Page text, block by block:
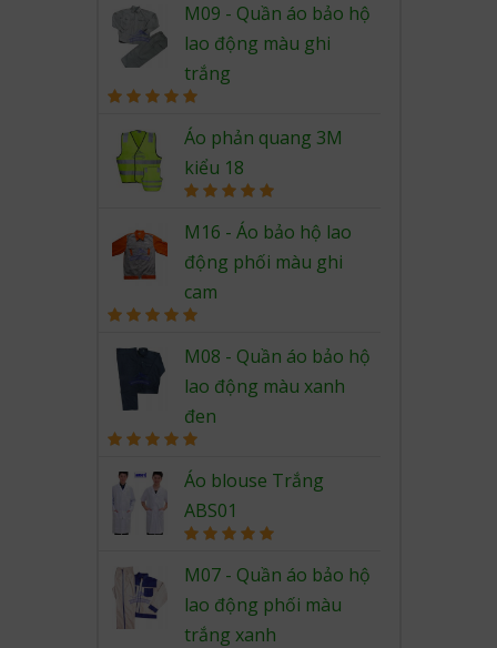
M09 - Quần áo bảo hộ
lao động màu ghi
trắng
out of 5
Áo phản quang 3M
kiểu 18
out of 5
M16 - Áo bảo hộ lao
động phối màu ghi
cam
out of 5
M08 - Quần áo bảo hộ
lao động màu xanh
đen
out of 5
Áo blouse Trắng
ABS01
out of 5
M07 - Quần áo bảo hộ
lao động phối màu
trắng xanh